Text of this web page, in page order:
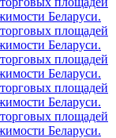
Беларуси.
площадей
Беларуси.
площадей
Беларуси.
площадей
Беларуси.
площадей
Беларуси.